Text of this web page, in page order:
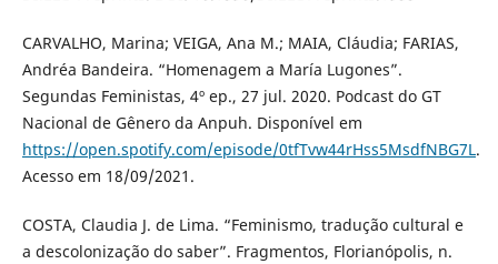
CARVALHO, Marina; VEIGA, Ana M.; MAIA, Cláudia; FARIAS,
Andréa Bandeira. “Homenagem a María Lugones”.
Segundas Feministas, 4º ep., 27 jul. 2020. Podcast do GT
Nacional de Gênero da Anpuh. Disponível em
https://open.spotify.com/episode/0tfTvw44rHss5MsdfNBG7L.
Acesso em 18/09/2021.
COSTA, Claudia J. de Lima. “Feminismo, tradução cultural e
a descolonização do saber”. Fragmentos, Florianópolis, n.